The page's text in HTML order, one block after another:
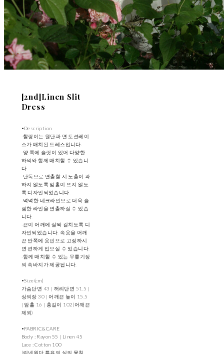
[2nd]Linen Slit
Dress
•Description
-찰랑이는 원단과 면 토션레이
스가 매치된 드레스입니다.
-양 쪽에 슬릿이 있어 다양한
하의와 함께 매치할 수 있습니
다.
-단독으로 연출할 시 노출이 과
하지 않도록 암홀이 뜨지 않도
록 디자인되었습니다.
-넉넉한 네크라인으로 더욱 슬
림한 라인을 연출하실 수 있습
니다.
-끈이 어깨에 살짝 걸치도록 디
자인되었습니다. 속옷을 어깨
끈 안쪽에 옷핀으로 고정하시
면 편하게 입으실 수 있습니다.
-함께 매치할 수 있는 무릎기장
의 속바지가 제공됩니다.
•Size(cm)
가슴단면 43 | 허리단면 51.5 |
상의장 30 | 어깨끈 높이 15.5
| 암홀 16 | 총길이 102(어깨끈
제외)
•FABRIC&CARE
Body : Rayon 55 | Linen 45
Lace : Cotton 100
(린넨원단 특유의 실의 뭉침,